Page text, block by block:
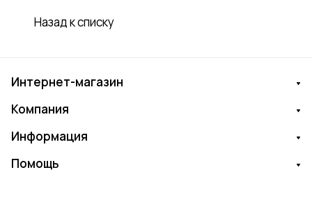
Назад к списку
Интернет-магазин
Компания
Информация
Помощь